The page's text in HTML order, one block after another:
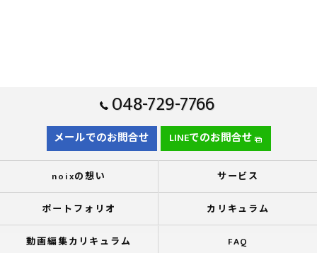
048-729-7766
メールでのお問合せ LINEでのお問合せ
noixの想い サービス
ポートフォリオ カリキュラム
動画編集カリキュラム FAQ